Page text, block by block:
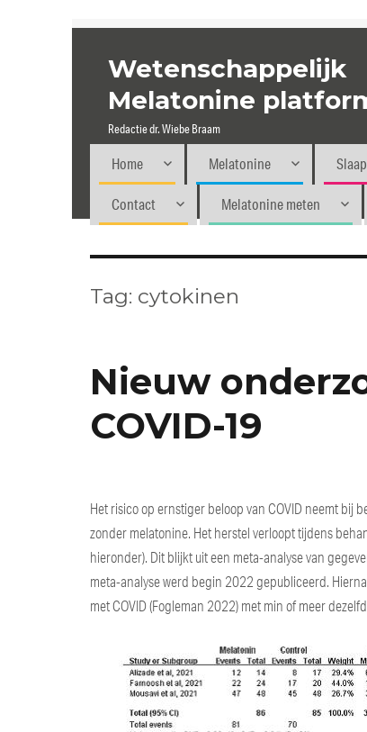
Wetenschappelijk
Melatonine
Redactie dr. Wiebe Braam
Home Melatonine
Contact Melatonine meten
Tag: cytokinen
Nieuw
COVID-19
Het risico op ernstiger beloop van COVID neemt bij
zonder melatonine. Het herstel verloopt tijdens
hieronder). Dit blijkt uit een meta-analyse van
meta-analyse werd begin 2022 gepubliceerd.
met COVID (Fogleman 2022) met min of meer